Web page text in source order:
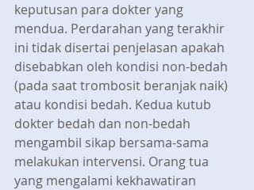
keputusan para dokter yang
mendua. Perdarahan yang terakhir
ini tidak disertai penjelasan apakah
disebabkan oleh kondisi non-bedah
(pada saat trombosit beranjak naik)
atau kondisi bedah. Kedua kutub
dokter bedah dan non-bedah
mengambil sikap bersama-sama
melakukan intervensi. Orang tua
yang mengalami kekhawatiran